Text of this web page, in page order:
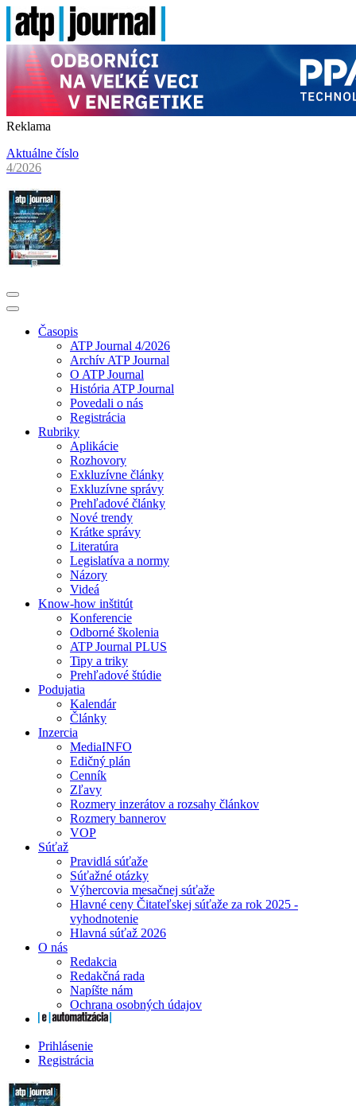
Reklama
Aktuálne číslo
4/2026
Časopis
ATP Journal 4/2026
Archív ATP Journal
O ATP Journal
História ATP Journal
Povedali o nás
Registrácia
Rubriky
Aplikácie
Rozhovory
Exkluzívne články
Exkluzívne správy
Prehľadové články
Nové trendy
Krátke správy
Literatúra
Legislatíva a normy
Názory
Videá
Know-how inštitút
Konferencie
Odborné školenia
ATP Journal PLUS
Tipy a triky
Prehľadové štúdie
Podujatia
Kalendár
Články
Inzercia
MediaINFO
Edičný plán
Cenník
Zľavy
Rozmery inzerátov a rozsahy článkov
Rozmery bannerov
VOP
Súťaž
Pravidlá súťaže
Súťažné otázky
Výhercovia mesačnej súťaže
Hlavné ceny Čitateľskej súťaže za rok 2025 -
vyhodnotenie
Hlavná súťaž 2026
O nás
Redakcia
Redakčná rada
Napíšte nám
Ochrana osobných údajov
Prihlásenie
Registrácia